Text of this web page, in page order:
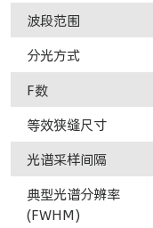
波段范围
分光方式
F数
等效狭缝尺寸
光谱采样间隔
典型光谱分辨率
(FWHM)